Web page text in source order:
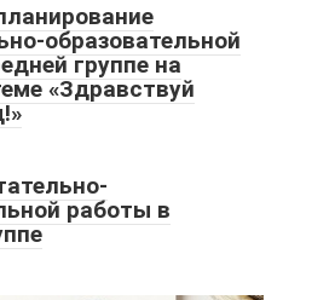
образовательной
группе на
«Здравствуй
работы в